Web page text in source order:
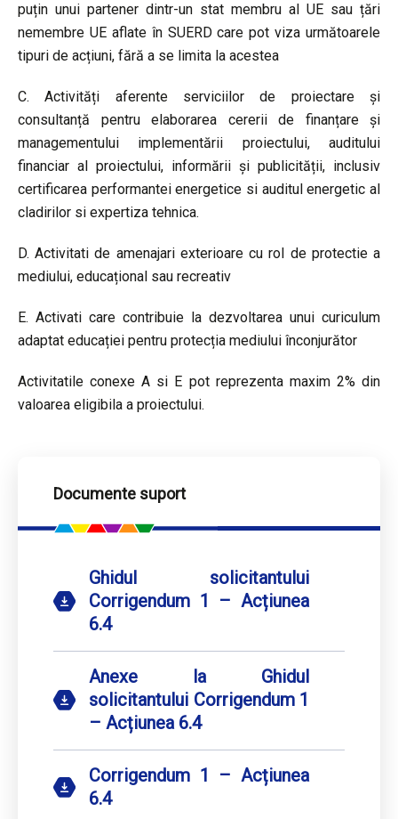
puțin unui partener dintr-un stat membru al UE sau țări
nemembre UE aflate în SUERD care pot viza următoarele
tipuri de acțiuni, fără a se limita la acestea
C. Activități aferente serviciilor de proiectare și
consultanță pentru elaborarea cererii de finanțare și
managementului implementării proiectului, auditului
financiar al proiectului, informării și publicității, inclusiv
certificarea performantei energetice si auditul energetic al
cladirilor si expertiza tehnica.
D. Activitati de amenajari exterioare cu rol de protectie a
mediului, educațional sau recreativ
E. Activati care contribuie la dezvoltarea unui curiculum
adaptat educației pentru protecția mediului înconjurător
Activitatile conexe A si E pot reprezenta maxim 2% din
valoarea eligibila a proiectului.
Documente suport
Ghidul solicitantului
Corrigendum 1 – Acțiunea
6.4
Anexe la Ghidul
solicitantului Corrigendum 1
– Acțiunea 6.4
Corrigendum 1 – Acțiunea
6.4